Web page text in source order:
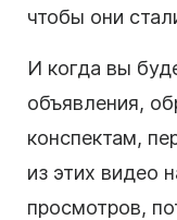
чтобы они
И когда вы
объявления,
конспектам,
из этих видео
просмотров,